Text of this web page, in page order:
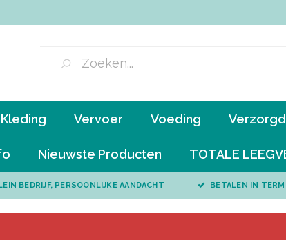
Kleding Vervoer Voeding
Nieuwste Producten TOTALE
BEDRIJF, PERSOONLIJKE AANDACHT BETALEN IN